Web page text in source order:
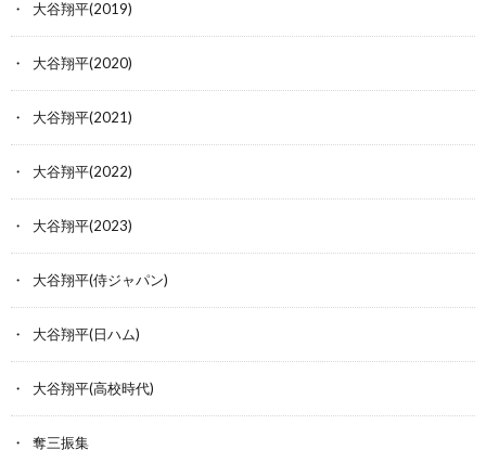
大谷翔平(2019)
大谷翔平(2020)
大谷翔平(2021)
大谷翔平(2022)
大谷翔平(2023)
大谷翔平(侍ジャパン)
大谷翔平(日ハム)
大谷翔平(高校時代)
奪三振集